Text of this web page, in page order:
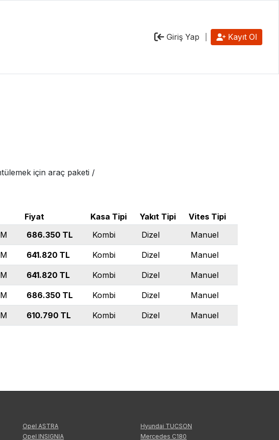
Giriş Yap Kayıt Ol
için araç paketi /
Fiyat Kasa Tipi Yakıt Tipi
Vites Tipi
686.350 TL Kombi Dizel Manuel
641.820 TL Kombi Dizel Manuel
641.820 TL Kombi Dizel Manuel
686.350 TL Kombi Dizel Manuel
610.790 TL Kombi Dizel Manuel
Opel ASTRA
Opel INSIGNIA
Hyundai TUCSON
Mercedes C180